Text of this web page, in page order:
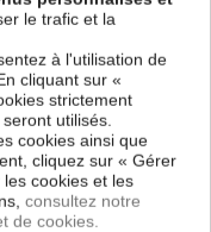
résistant aux rayons UV,
à coucher et la
constituent un
touche à vos
le trafic et la
à l'utilisation de
cliquant sur «
strictement
utilisés.
cookies ainsi que
cliquez sur « Gérer
cookies et les
consultez notre
de cookies.